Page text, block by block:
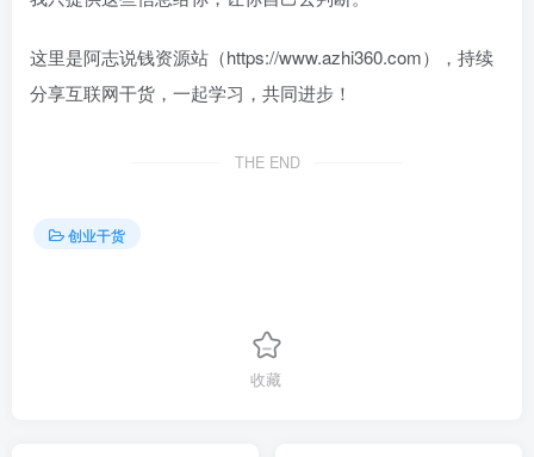
这里是阿志说钱资源站（https://www.azhi360.com），持续
分享互联网干货，一起学习，共同进步！
THE END
创业干货
收藏